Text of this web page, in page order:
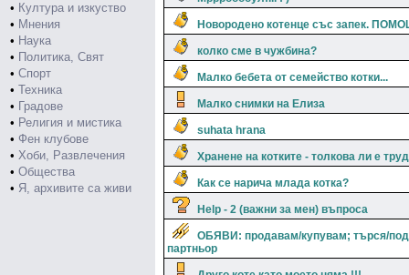
• Култура и изкуство
• Мнения
• Наука
• Политика, Свят
• Спорт
• Техника
• Градове
• Религия и мистика
• Фен клубове
• Хоби, Развлечения
• Общества
• Я, архивите са живи
Новородено котенце със запек.
колко сме в чужбина?
Малко бебета от семейство котки...
Малко снимки на Елиза
suhata hrana
Хранене на котките - толкова ли е
Как се нарича млада котка?
Help - 2 (важни за мен) въпроса
ОБЯВИ: продавам/купувам; търся/
партньор